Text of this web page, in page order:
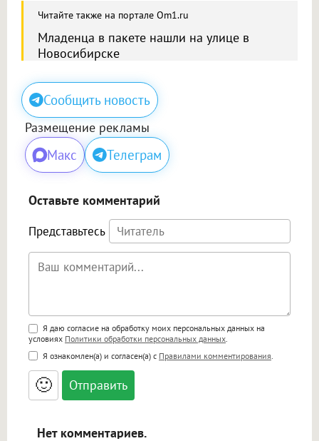
Читайте также на портале Om1.ru
Младенца в пакете нашли на улице в
Новосибирске
Сообщить новость
Размещение рекламы
Макс Телеграм
Оставьте комментарий
Представьтесь
Поддержка HTML
<b>, <strong>, <u>, <i>, <em>, <s>, <big>,
<small>, <sup>, <sub>, <pre>, <ul>, <ol>, <li>,
<blockquote>, <code> экранирует HTML,
адреса URL автоматически становятся
ссылками, и [img]адрес[/img] будет
Я даю согласие на обработку моих персональных данных на
условиях Политики обработки персональных данных
Я ознакомлен(а) и согласен(а) с Правилами комментирования
🙂
Нет комментариев.